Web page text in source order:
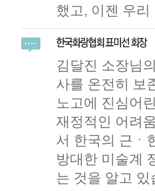
했고, 이젠 우
김달진 소장님
사를 온전히 보
노고에 진심어
재정적인 어려
서 한국의 근ㆍ
방대한 미술계
는 것을 알고